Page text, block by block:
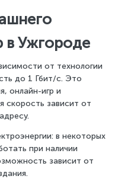
в Ужгороде
от технологии
до 1 Гбит/с. Это
онлайн-игр и
скорость зависит от
в некоторых
при наличии
зависит от